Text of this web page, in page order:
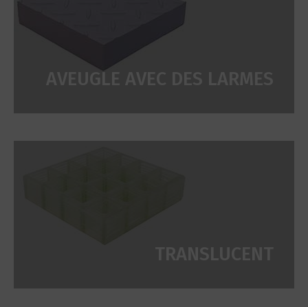
AVEUGLE AVEC DES LARMES